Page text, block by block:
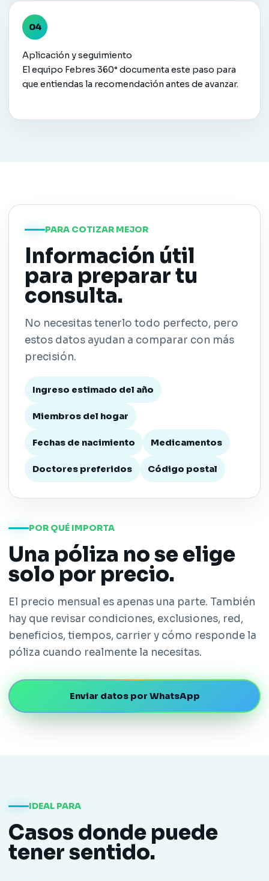
Aplicación y seguimiento
El equipo Febres 360° documenta este paso para
que entiendas la recomendación antes de avanzar.
PARA COTIZAR MEJOR
Información útil
para preparar tu
consulta.
No necesitas tenerlo todo perfecto, pero
estos datos ayudan a comparar con más
precisión.
Ingreso estimado del año
Miembros del hogar
Fechas de nacimiento Medicamentos
Doctores preferidos Código postal
POR QUÉ IMPORTA
Una póliza no se elige
solo por precio.
El precio mensual es apenas una parte. También
hay que revisar condiciones, exclusiones, red,
beneficios, tiempos, carrier y cómo responde la
póliza cuando realmente la necesitas.
Enviar datos por WhatsApp
IDEAL PARA
Casos donde puede
tener sentido.